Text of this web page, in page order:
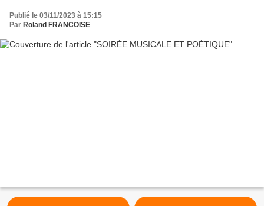
Publié le 03/11/2023 à 15:15
Par Roland FRANCOISE